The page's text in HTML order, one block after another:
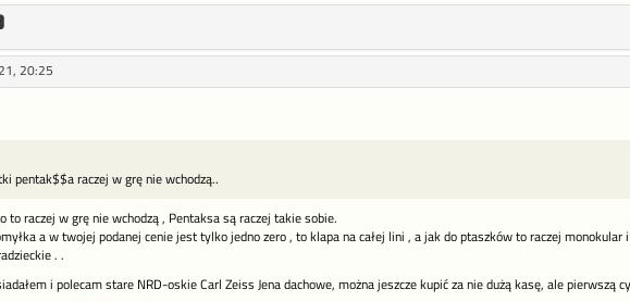
20:25
pentak$$a raczej w grę nie wchodzą..
to raczej w grę nie wchodzą , Pentaksa są raczej takie sobie.
a w twojej podanej cenie jest tylko jedno zero , to klapa na całej lini , a jak do ptaszków to raczej
. .
i polecam stare NRD-oskie Carl Zeiss Jena dachowe, można jeszcze kupić za nie dużą kasę, ale pierwszą